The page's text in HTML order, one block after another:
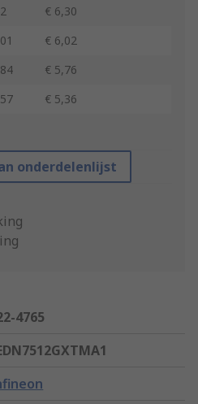
€ 6,30
€ 6,02
€ 5,76
€ 5,36
onderdelenlijst
4765